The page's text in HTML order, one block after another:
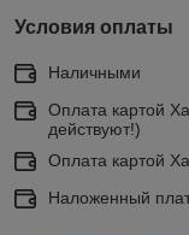
Условия оплаты
Наличными
Оплата картой
действуют!)
Оплата картой
Наложенный